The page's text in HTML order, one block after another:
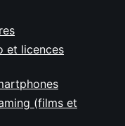
et licences
(films et